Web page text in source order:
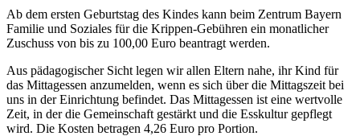
Ab dem ersten Geburtstag des Kindes kann beim Zentrum Bayern
Familie und Soziales für die Krippen-Gebühren ein monatlicher
Zuschuss von bis zu 100,00 Euro beantragt werden.
Aus pädagogischer Sicht legen wir allen Eltern nahe, ihr Kind für
das Mittagessen anzumelden, wenn es sich über die Mittagszeit bei
uns in der Einrichtung befindet. Das Mittagessen ist eine wertvolle
Zeit, in der die Gemeinschaft gestärkt und die Esskultur gepflegt
wird. Die Kosten betragen 4,26 Euro pro Portion.